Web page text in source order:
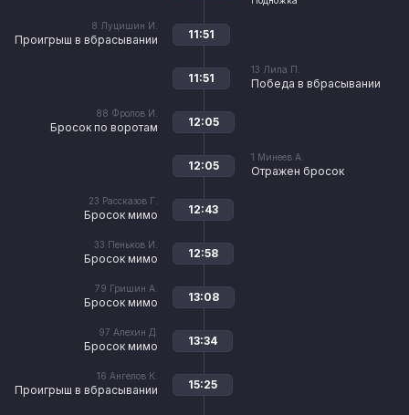
8 Луцишин И.
Проигрыш в вбрасывании 11:51
13 Липа П.
Победа в вбрасывании
11:51
88 Фролов И.
Бросок по воротам 12:05
1 Минеев А.
Отражен бросок
12:05
23 Рассказов Г.
Бросок мимо 12:43
33 Пеньков И.
Бросок мимо 12:58
79 Гришин А.
Бросок мимо 13:08
97 Алехин Д.
Бросок мимо 13:34
16 Ангелов К.
Проигрыш в вбрасывании 15:25